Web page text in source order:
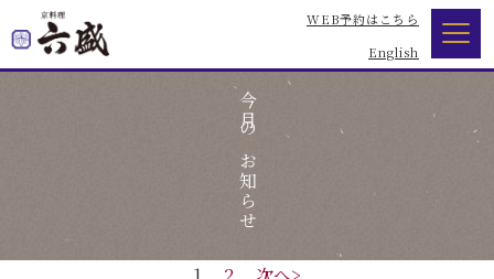
WEB予約はこちら
English
今月のお知らせ